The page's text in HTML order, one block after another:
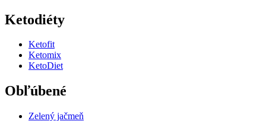
Ketodiéty
Ketofit
Ketomix
KetoDiet
Obľúbené
Zelený jačmeň